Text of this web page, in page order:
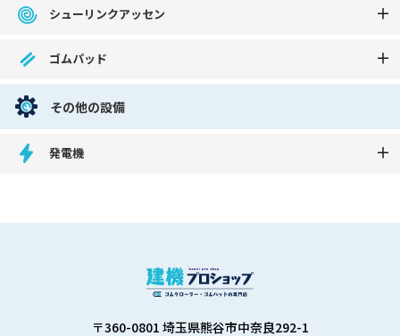
シューリンクアッセン
ゴムパッド
その他の設備
発電機
〒360-0801 埼玉県熊谷市中奈良292-1